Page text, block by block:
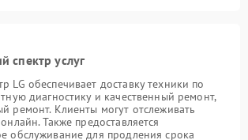
спектр услуг
LG обеспечивает доставку техники по
диагностику и качественный ремонт,
ремонт. Клиенты могут отслеживать
Также предоставляется
обслуживание для продления срока